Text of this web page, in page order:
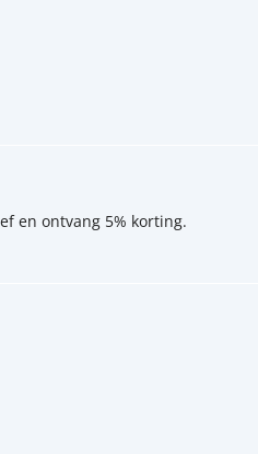
en ontvang 5% korting.